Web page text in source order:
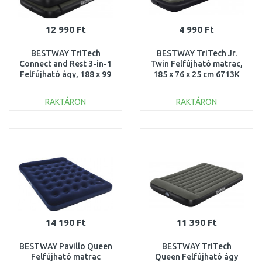
12 990 Ft
BESTWAY TriTech
Connect and Rest 3-in-1
Felfújható ágy, 188 x 99
RAKTÁRON
4 990 Ft
BESTWAY TriTech Jr.
Twin Felfújható matrac,
185 x 76 x 25 cm 6713K
RAKTÁRON
14 190 Ft
BESTWAY Pavillo Queen
Felfújható matrac
11 390 Ft
BESTWAY TriTech
Queen Felfújható ágy